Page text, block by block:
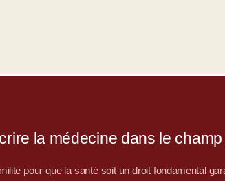
la médecine dans le
pour que la santé soit un droit fondamental